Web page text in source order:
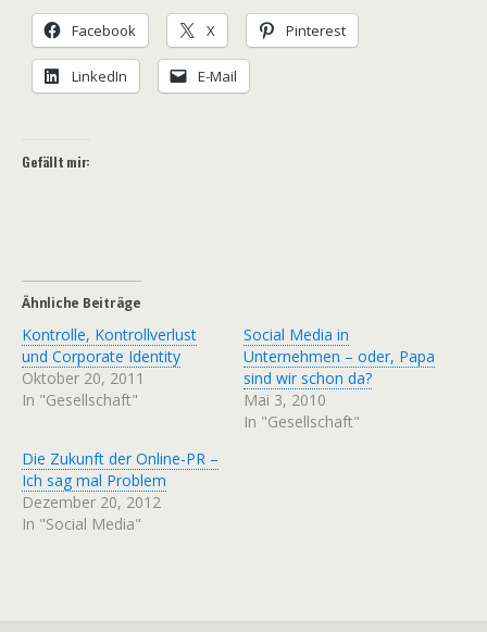
Facebook X Pinterest
LinkedIn E-Mail
Gefällt mir:
Ähnliche Beiträge
Kontrolle, Kontrollverlust
und Corporate Identity
Oktober 20, 2011
In "Gesellschaft"
Social Media in
Unternehmen – oder, Papa
sind wir schon da?
Mai 3, 2010
In "Gesellschaft"
Die Zukunft der Online-PR –
Ich sag mal Problem
Dezember 20, 2012
In "Social Media"